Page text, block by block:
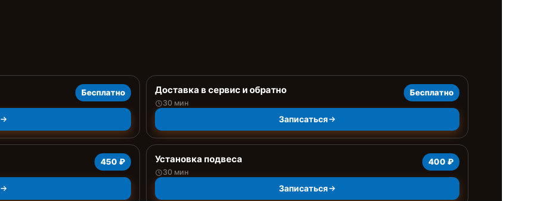
Бесплатно Доставка в сервис и обратно
30 мин
Бесплатно
Записаться
450 ₽ Установка подвеса
30 мин
400 ₽
Записаться